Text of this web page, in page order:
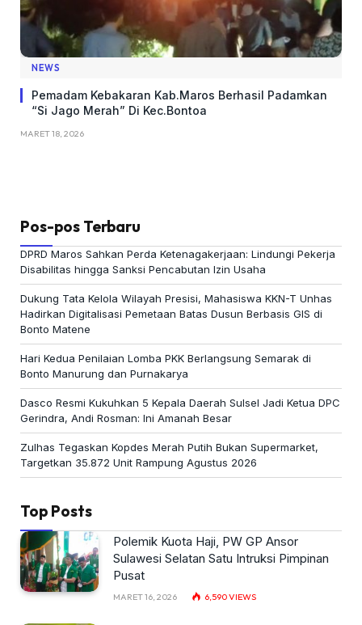
NEWS
Pemadam Kebakaran Kab.Maros Berhasil Padamkan
“Si Jago Merah” Di Kec.Bontoa
MARET 18, 2026
Pos-pos Terbaru
DPRD Maros Sahkan Perda Ketenagakerjaan: Lindungi Pekerja
Disabilitas hingga Sanksi Pencabutan Izin Usaha
Dukung Tata Kelola Wilayah Presisi, Mahasiswa KKN-T Unhas
Hadirkan Digitalisasi Pemetaan Batas Dusun Berbasis GIS di
Bonto Matene
Hari Kedua Penilaian Lomba PKK Berlangsung Semarak di
Bonto Manurung dan Purnakarya
Dasco Resmi Kukuhkan 5 Kepala Daerah Sulsel Jadi Ketua DPC
Gerindra, Andi Rosman: Ini Amanah Besar
Zulhas Tegaskan Kopdes Merah Putih Bukan Supermarket,
Targetkan 35.872 Unit Rampung Agustus 2026
Top Posts
Polemik Kuota Haji, PW GP Ansor
Sulawesi Selatan Satu Intruksi Pimpinan
Pusat
MARET 16, 2026 6,590VIEWS